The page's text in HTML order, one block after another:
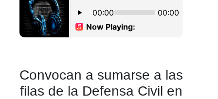
Convocan a sumarse a las
filas de la Defensa Civil en